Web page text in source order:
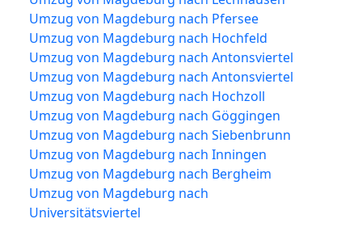
Umzug von Magdeburg nach Pfersee
Umzug von Magdeburg nach Hochfeld
Umzug von Magdeburg nach Antonsviertel
Umzug von Magdeburg nach Antonsviertel
Umzug von Magdeburg nach Hochzoll
Umzug von Magdeburg nach Göggingen
Umzug von Magdeburg nach Siebenbrunn
Umzug von Magdeburg nach Inningen
Umzug von Magdeburg nach Bergheim
Umzug von Magdeburg nach
Universitätsviertel